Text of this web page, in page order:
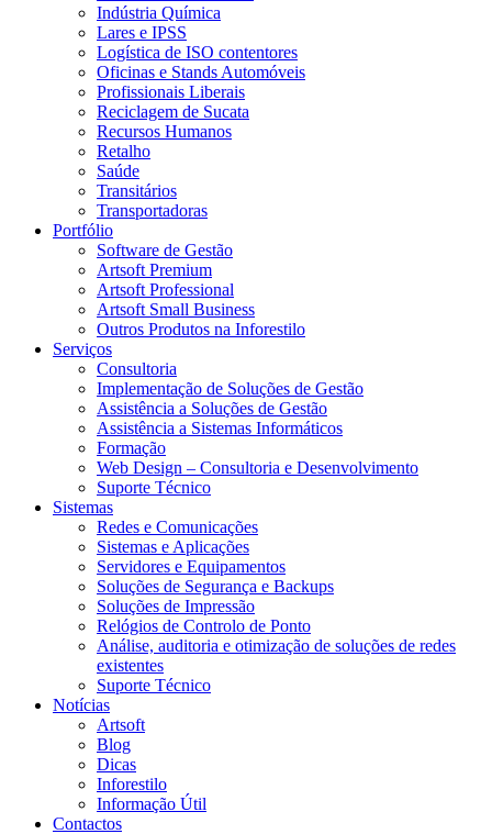
Indústria Química
Lares e IPSS
Logística de ISO contentores
Oficinas e Stands Automóveis
Profissionais Liberais
Reciclagem de Sucata
Recursos Humanos
Retalho
Saúde
Transitários
Transportadoras
Portfólio
Software de Gestão
Artsoft Premium
Artsoft Professional
Artsoft Small Business
Outros Produtos na Inforestilo
Serviços
Consultoria
Implementação de Soluções de Gestão
Assistência a Soluções de Gestão
Assistência a Sistemas Informáticos
Formação
Web Design – Consultoria e Desenvolvimento
Suporte Técnico
Sistemas
Redes e Comunicações
Sistemas e Aplicações
Servidores e Equipamentos
Soluções de Segurança e Backups
Soluções de Impressão
Relógios de Controlo de Ponto
Análise, auditoria e otimização de soluções de redes
existentes
Suporte Técnico
Notícias
Artsoft
Blog
Dicas
Inforestilo
Informação Útil
Contactos